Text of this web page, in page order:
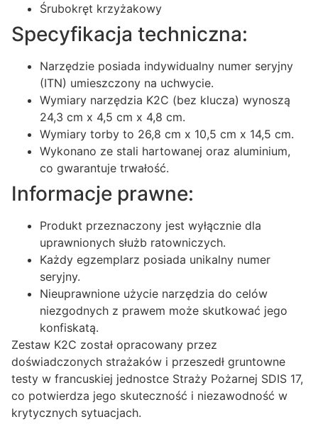
Śrubokręt krzyżakowy
Specyfikacja techniczna:
Narzędzie posiada indywidualny numer seryjny
(ITN) umieszczony na uchwycie.
Wymiary narzędzia K2C (bez klucza) wynoszą
24,3 cm x 4,5 cm x 4,8 cm.
Wymiary torby to 26,8 cm x 10,5 cm x 14,5 cm.
Wykonano ze stali hartowanej oraz aluminium,
co gwarantuje trwałość.
Informacje prawne:
Produkt przeznaczony jest wyłącznie dla
uprawnionych służb ratowniczych.
Każdy egzemplarz posiada unikalny numer
seryjny.
Nieuprawnione użycie narzędzia do celów
niezgodnych z prawem może skutkować jego
konfiskatą.
Zestaw K2C został opracowany przez
doświadczonych strażaków i przeszedł gruntowne
testy w francuskiej jednostce Straży Pożarnej SDIS 17,
co potwierdza jego skuteczność i niezawodność w
krytycznych sytuacjach.